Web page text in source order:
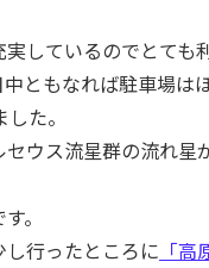
しているのでとて
ともなれば駐車場は
た。
ウス流星群の流れ星
。
行ったところに 「